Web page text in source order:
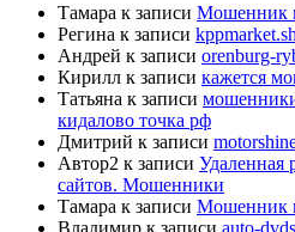
Тамара к записи Мошенник
Регина к записи
Андрей к записи orenburg-
Кирилл к записи кажется
Татьяна к записи
кидалово точка рф
Дмитрий к записи
Автор2 к записи Удаленная
сайтов. Мошенники
Тамара к записи Мошенник
Владимир к записи auto-